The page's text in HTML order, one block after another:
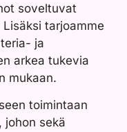
soveltuvat
tarjoamme
ja
arkea tukevia
mukaan.
toimintaan
johon sekä